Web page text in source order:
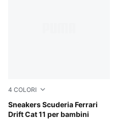
4 COLORI
Sneakers Scuderia Ferrari
Drift Cat 11 per bambini
PUMA White-Rosso Corsa